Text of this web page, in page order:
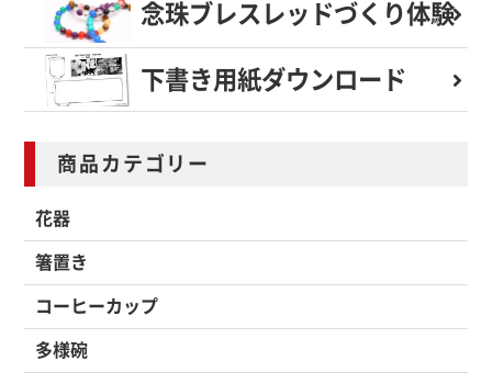
念珠ブレスレッドづくり体験
下書き用紙ダウンロード
商品カテゴリー
花器
箸置き
コーヒーカップ
多様碗